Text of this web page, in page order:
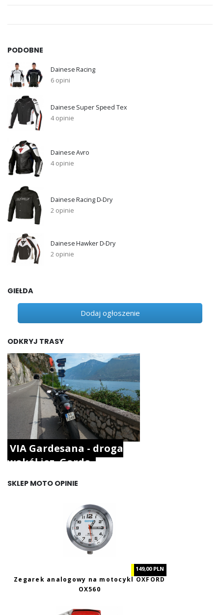
PODOBNE
Dainese Racing
6 opini
Dainese Super Speed Tex
4 opinie
Dainese Avro
4 opinie
Dainese Racing D-Dry
2 opinie
Dainese Hawker D-Dry
2 opinie
GIEŁDA
Dodaj ogłoszenie
ODKRYJ TRASY
VIA Gardesana - droga
wokół jez. Garda.
SKLEP MOTO OPINIE
149,00 PLN
Zegarek analogowy na motocykl OXFORD
OX560